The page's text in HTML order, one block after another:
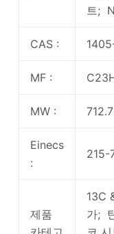
트;
CAS :
MF :
MW :
Einecs
:
215-
제품
13C
가;